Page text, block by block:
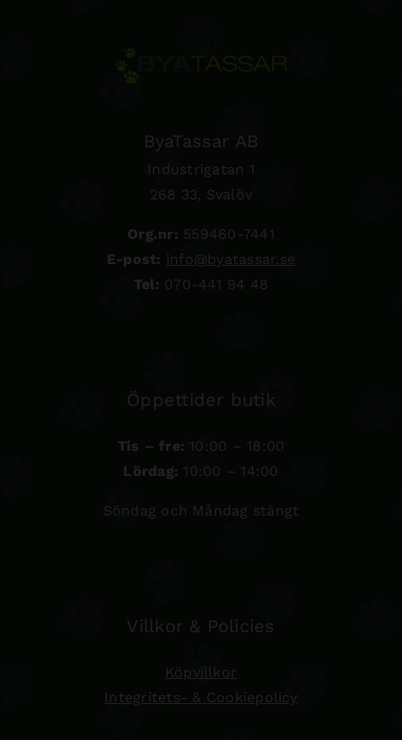
ByaTassar AB
Industrigatan 1
268 33, Svalöv
Org.nr: 559460-7441
E-post: info@byatassar.se
Tel: 070-441 94 48
Öppettider butik
Tis – fre: 10:00 – 18:00
Lördag: 10:00 – 14:00
Söndag och Måndag stängt
Villkor & Policies
Köpvillkor
Integritets- & Cookiepolicy